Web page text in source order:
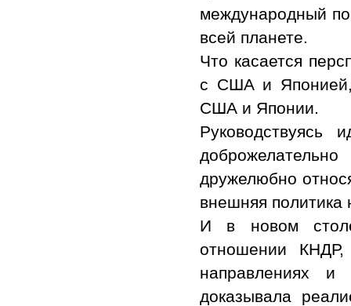
международный
всей планете.
Что касается
с США и Японией,
США и Японии.
Руководствуясь
дружелюбно
внешняя политика
И в новом
отношении
направлениях и
доказывала